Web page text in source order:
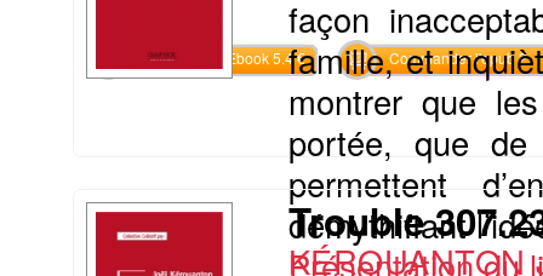
Commander l'Ebook 5.4 € Commander l'epub 2
façon
famille, et
montrer que
portée, que de
permettent
démythifiant
Présentation du
Trouble
KÉROUANTON